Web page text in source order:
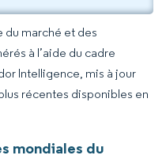
du marché et des
à l’aide du cadre
Intelligence, mis à jour
récentes disponibles en
mondiales du